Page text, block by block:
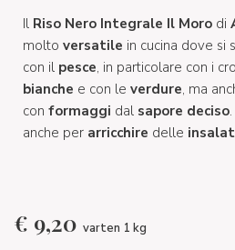
Il Riso Nero Integrale Il Moro di
molto versatile in cucina dove si
con il pesce, in particolare con i
bianche e con le verdure, ma
con formaggi dal sapore deciso
anche per arricchire delle
€ 9,20 varten 1 kg